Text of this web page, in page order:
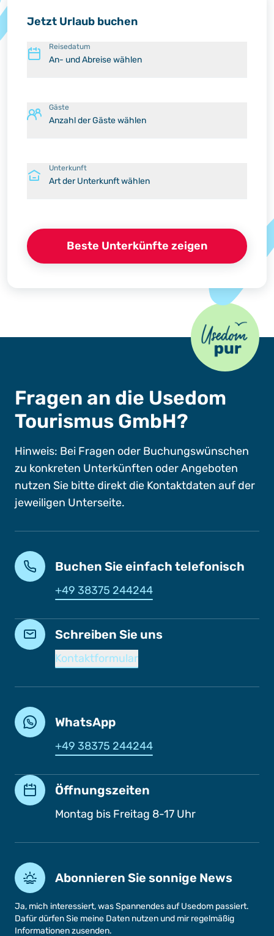
Jetzt Urlaub buchen
Reisedatum
An- und Abreise wählen
Gäste
Anzahl der Gäste wählen
Unterkunft
Art der Unterkunft wählen
Beste Unterkünfte zeigen
Usedom Pur
Fragen an die Usedom
Tourismus GmbH?
Hinweis: Bei Fragen oder Buchungswünschen
zu konkreten Unterkünften oder Angeboten
nutzen Sie bitte direkt die Kontaktdaten auf der
jeweiligen Unterseite.
Buchen Sie einfach telefonisch
+49 38375 244244
Schreiben Sie uns
Kontaktformular
WhatsApp
+49 38375 244244
Öffnungszeiten
Montag bis Freitag 8-17 Uhr
Abonnieren Sie sonnige News
Ja, mich interessiert, was Spannendes auf Usedom passiert.
Dafür dürfen Sie meine Daten nutzen und mir regelmäßig
Informationen zusenden.